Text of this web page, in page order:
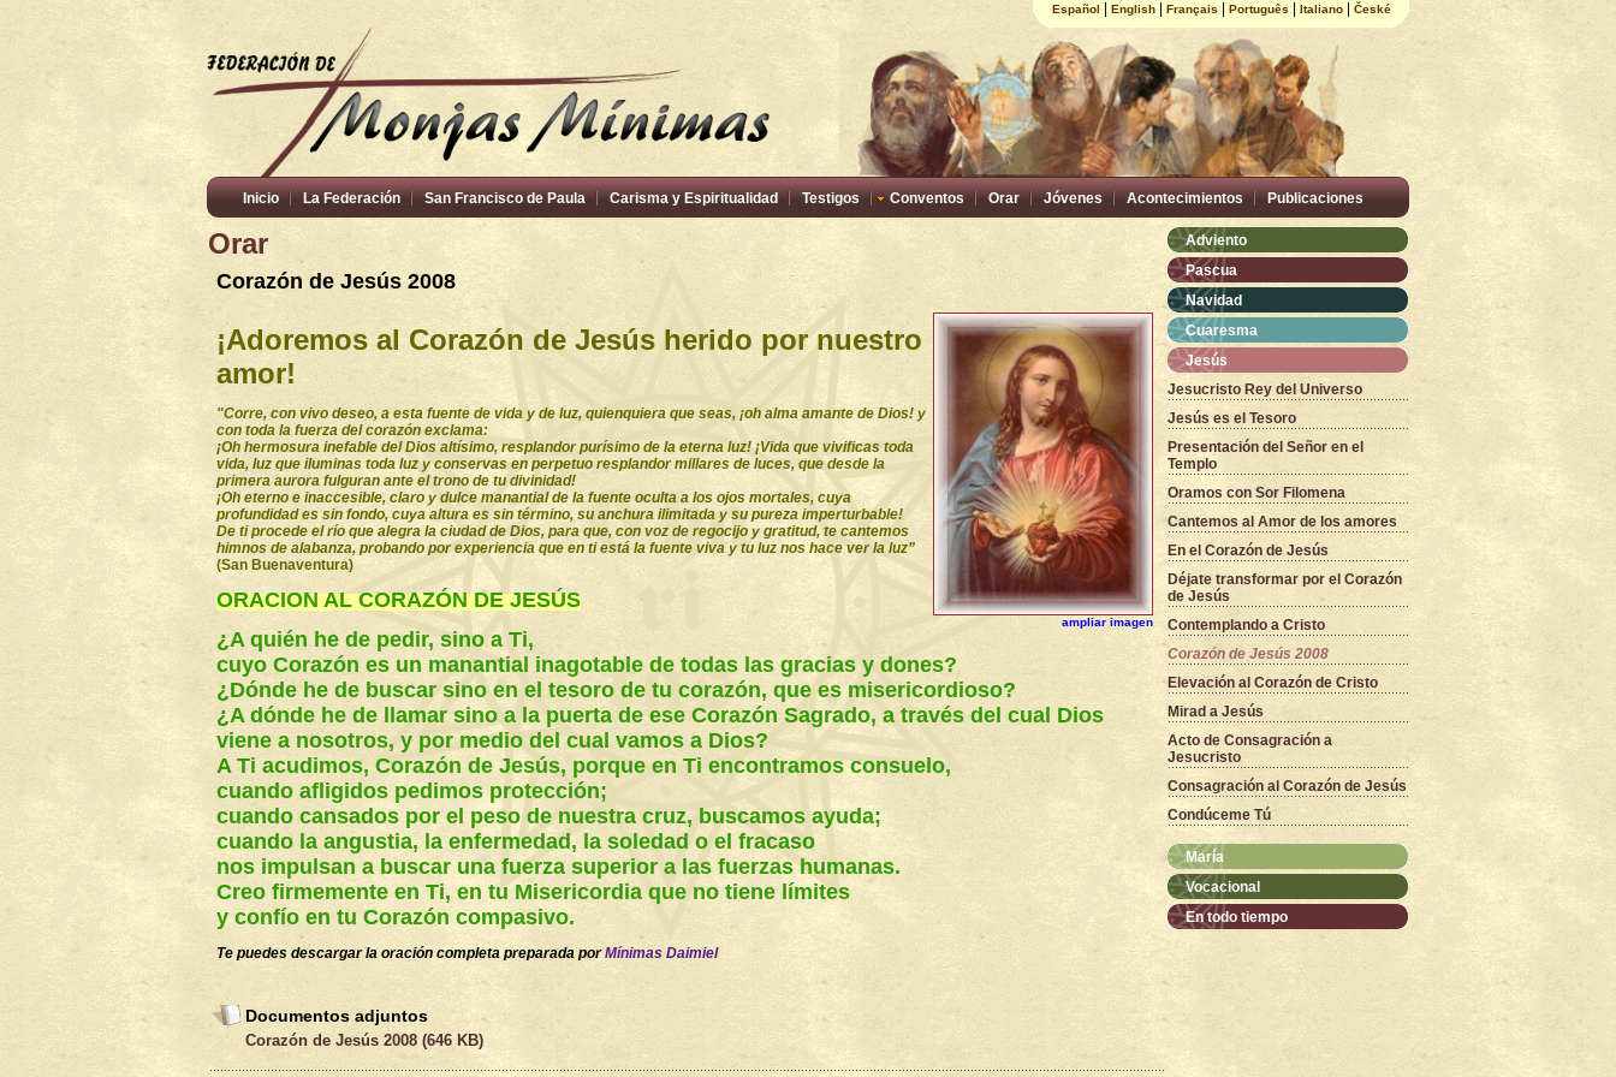
Español English| Français Português Italiano| České
Inicio La Federación San Francisco de Paula Carisma y Espiritualidad Testigos Conventos Orar Jóvenes Acontecimientos Publicaciones
Orar
Corazón de Jesús 2008
ampliar imagen
¡Adoremos al Corazón de Jesús herido por nuestro
amor!
"Corre, con vivo deseo, a esta fuente de vida y de luz, quienquiera que seas, ¡oh alma amante de Dios! y
con toda la fuerza del corazón exclama:
¡Oh hermosura inefable del Dios altísimo, resplandor purísimo de la eterna luz! ¡Vida que vivificas toda
vida, luz que iluminas toda luz y conservas en perpetuo resplandor millares de luces, que desde la
primera aurora fulguran ante el trono de tu divinidad!
¡Oh eterno e inaccesible, claro y dulce manantial de la fuente oculta a los ojos mortales, cuya
profundidad es sin fondo, cuya altura es sin término, su anchura ilimitada y su pureza imperturbable!
De ti procede el río que alegra la ciudad de Dios, para que, con voz de regocijo y gratitud, te cantemos
himnos de alabanza, probando por experiencia que en ti está la fuente viva y tu luz nos hace ver la luz”
(San Buenaventura)
ORACION AL CORAZÓN DE JESÚS
¿A quién he de pedir, sino a Ti,
cuyo Corazón es un manantial inagotable de todas las gracias y dones?
¿Dónde he de buscar sino en el tesoro de tu corazón, que es misericordioso?
¿A dónde he de llamar sino a la puerta de ese Corazón Sagrado, a través del cual Dios
viene a nosotros, y por medio del cual vamos a Dios?
A Ti acudimos, Corazón de Jesús, porque en Ti encontramos consuelo,
cuando afligidos pedimos protección;
cuando cansados por el peso de nuestra cruz, buscamos ayuda;
cuando la angustia, la enfermedad, la soledad o el fracaso
nos impulsan a buscar una fuerza superior a las fuerzas humanas.
Creo firmemente en Ti, en tu Misericordia que no tiene límites
y confío en tu Corazón compasivo.
Te puedes descargar la oración completa preparada porMínimas Daimiel
Documentos adjuntos
Corazón de Jesús 2008 (646 KB)
Adviento
Pascua
Navidad
Cuaresma
Jesús
Jesucristo Rey del Universo
Jesús es el Tesoro
Presentación del Señor en el
Templo
Oramos con Sor Filomena
Cantemos al Amor de los amores
En el Corazón de Jesús
Déjate transformar por el Corazón
de Jesús
Contemplando a Cristo
Corazón de Jesús 2008
Elevación al Corazón de Cristo
Mirad a Jesús
Acto de Consagración a
Jesucristo
Consagración al Corazón de Jesús
Condúceme Tú
María
Vocacional
En todo tiempo